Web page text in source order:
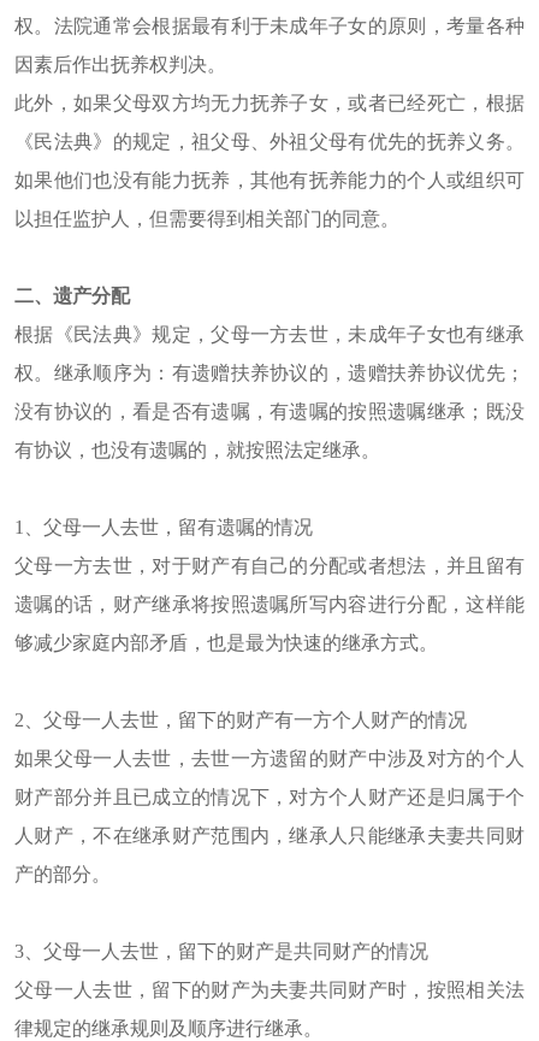
权。法院通常会根据最有利于未成年子女的原则，考量各种
因素后作出抚养权判决。
此外，如果父母双方均无力抚养子女，或者已经死亡，根据
《民法典》的规定，祖父母、外祖父母有优先的抚养义务。
如果他们也没有能力抚养，其他有抚养能力的个人或组织可
以担任监护人，但需要得到相关部门的同意。
二、遗产分配
根据《民法典》规定，父母一方去世，未成年子女也有继承
权。继承顺序为：有遗赠扶养协议的，遗赠扶养协议优先；
没有协议的，看是否有遗嘱，有遗嘱的按照遗嘱继承；既没
有协议，也没有遗嘱的，就按照法定继承。
1、父母一人去世，留有遗嘱的情况
父母一方去世，对于财产有自己的分配或者想法，并且留有
遗嘱的话，财产继承将按照遗嘱所写内容进行分配，这样能
够减少家庭内部矛盾，也是最为快速的继承方式。
2、父母一人去世，留下的财产有一方个人财产的情况
如果父母一人去世，去世一方遗留的财产中涉及对方的个人
财产部分并且已成立的情况下，对方个人财产还是归属于个
人财产，不在继承财产范围内，继承人只能继承夫妻共同财
产的部分。
3、父母一人去世，留下的财产是共同财产的情况
父母一人去世，留下的财产为夫妻共同财产时，按照相关法
律规定的继承规则及顺序进行继承。